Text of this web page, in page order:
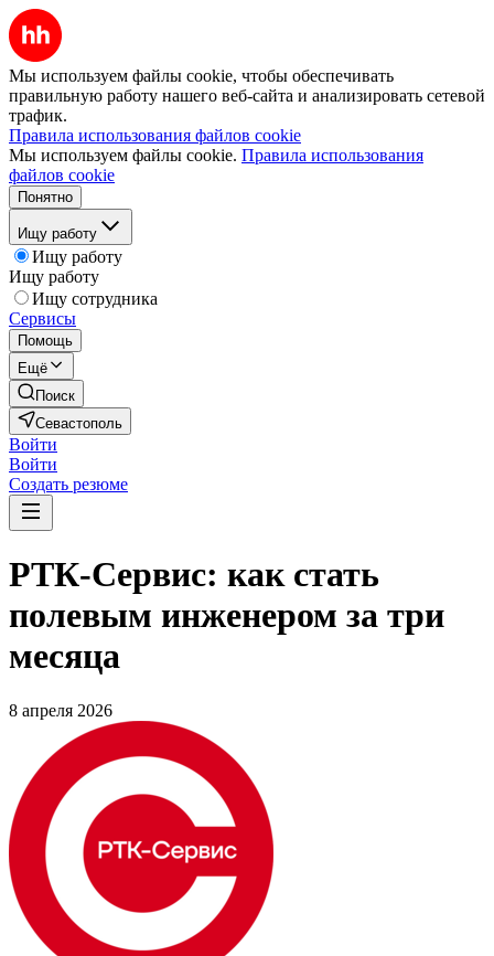
Мы используем файлы cookie, чтобы обеспечивать
правильную работу нашего веб-сайта и анализировать сетевой
трафик.
Правила использования файлов cookie
Мы используем файлы cookie. Правила использования
файлов cookie
Понятно
Ищу работу
Ищу работу
Ищу работу
Ищу сотрудника
Сервисы
Помощь
Ещё
Поиск
Севастополь
Войти
Войти
Создать резюме
РТК-Сервис: как стать
полевым инженером за три
месяца
8 апреля 2026